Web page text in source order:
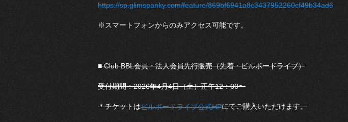
https://sp.glimspanky.com/feature/869bf6941a8c3437952260cf49b34ad6
※スマートフォンからのみアクセス可能です。
■ Club BBL会員・法人会員先行販売（先着・ビルボードライブ）
受付期間：2026年4月4日（土）正午12：00〜
＊チケットはビルボードライブ公式HPにてご購入いただけます。